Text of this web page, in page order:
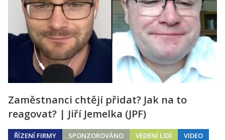
Zaměstnanci chtějí přidat? Jak na to
reagovat? | Jiří Jemelka (JPF)
ŘÍZENÍ FIRMY SPONZOROVÁNO VEDENÍ LIDÍ VIDEO